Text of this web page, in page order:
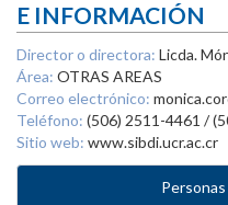
E INFORMACIÓN
Director o directora: Licda.
Área: OTRAS AREAS
Correo electrónico:
Teléfono: (506) 2511-4461 /
Sitio web: www.sibdi.ucr.ac.cr